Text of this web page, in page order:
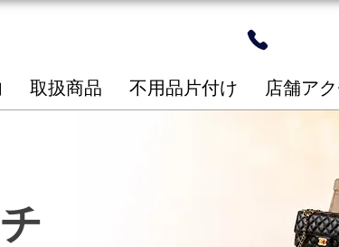
取扱商品 不用品片付け 店舗ア